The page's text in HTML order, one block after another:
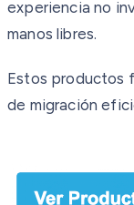
experiencia no
manos libres.
Estos productos
de migración